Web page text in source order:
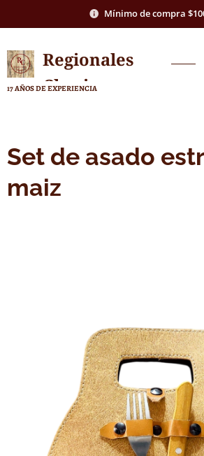
Mínimo de compra
Regionales
Chasico
17 AÑOS DE EXPERIENCIA
Set de asado
maiz